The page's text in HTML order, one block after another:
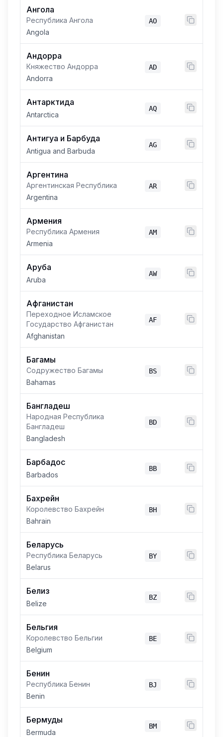
Ангола
Республика Ангола
Angola
AO
Андорра
Княжество Андорра
Andorra
AD
Антарктида
Antarctica
AQ
Антигуа и Барбуда
Antigua and Barbuda
AG
Аргентина
Аргентинская Республика
Argentina
AR
Армения
Республика Армения
Armenia
AM
Аруба
Aruba
AW
Афганистан
Переходное Исламское
Государство Афганистан
Afghanistan
AF
Багамы
Содружество Багамы
Bahamas
BS
Бангладеш
Народная Республика
Бангладеш
Bangladesh
BD
Барбадос
Barbados
BB
Бахрейн
Королевство Бахрейн
Bahrain
BH
Беларусь
Республика Беларусь
Belarus
BY
Белиз
Belize
BZ
Бельгия
Королевство Бельгии
Belgium
BE
Бенин
Республика Бенин
Benin
BJ
Бермуды
Bermuda
BM